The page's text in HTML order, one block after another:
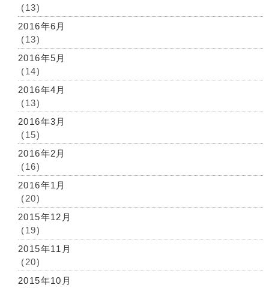
(13)
2016年6月
(13)
2016年5月
(14)
2016年4月
(13)
2016年3月
(15)
2016年2月
(16)
2016年1月
(20)
2015年12月
(19)
2015年11月
(20)
2015年10月